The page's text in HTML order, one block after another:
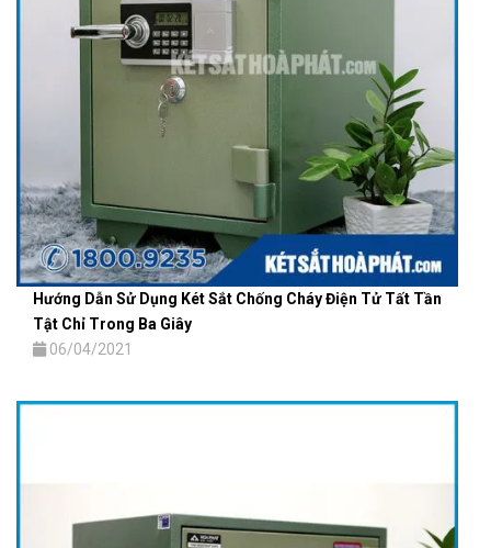
Hướng Dẫn Sử Dụng Két Sắt Chống Cháy Điện Tử Tất Tần
Tật Chỉ Trong Ba Giây
06/04/2021